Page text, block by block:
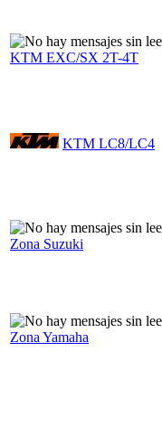
KTM EXC/SX 2T-4T
KTM LC8/LC4
Zona Suzuki
Zona Yamaha